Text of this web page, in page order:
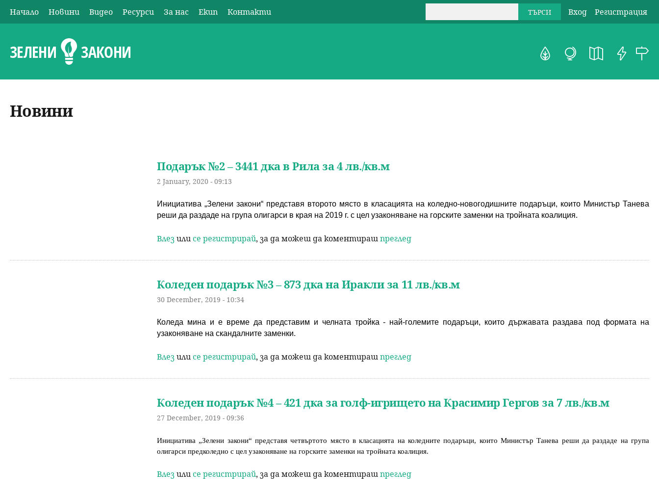
О
с
в
ю
Начало Новини Видео Ресурси За нас Екип Контакти
Ф
ъ
с
е
e
u
Вход Регистрация
ЗЕЛЕНИ ЗАКОНИ
Новини
Подарък №2 – 3441 дка в Рила за 4 лв./кв.м
2 January, 2020 - 09:13
Инициатива „Зелени закони“ представя второто място в класацията на коледно-новогодишните подаръци, които Министър Танева
реши да раздаде на група олигарси в края на 2019 г. с цел узаконяване на горските заменки на тройната коалиция.
Влезили се регистрирай, за да можеш да коментирашпреглед
Коледен подарък №3 – 873 дка на Иракли за 11 лв./кв.м
30 December, 2019 - 10:34
Коледа мина и е време да представим и челната тройка - най-големите подаръци, които държавата раздава под формата на
узаконяване на скандалните заменки.
Влезили се регистрирай, за да можеш да коментирашпреглед
Коледен подарък №4 – 421 дка за голф-игрището на Красимир Гергов за 7 лв./кв.м
27 December, 2019 - 09:36
Инициатива „Зелени закони“ представя четвъртото място в класацията на коледните подаръци, които Министър Танева реши да раздаде на група
олигарси предколедно с цел узаконяване на горските заменки на тройната коалиция.
Влезили се регистрирай, за да можеш да коментирашпреглед